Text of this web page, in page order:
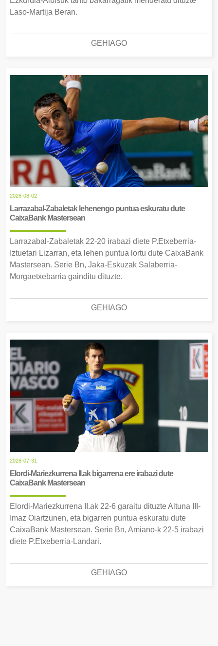
Laso-Martija Beran.
GEHIAGO
2026-08-02
Larrazabal-Zabaletak lehenengo puntua eskuratu dute
CaixaBank Mastersean
Larrazabal-Zabaletak 22-20 irabazi diete P.Etxeberria-
Iztuetari Lizarran, eta lehen puntua lortu dute CaixaBank
Mastersean. Serie Bn, Jaka-Eskuzak Salaberria-
Morgaetxebarria gainditu dituzte.
GEHIAGO
2026-07-31
Elordi-Mariezkurrena II.ak bigarrena ere irabazi dute
CaixaBank Mastersean
Elordi-Mariezkurrena II.ak 22-6 garaitu dituzte Altuna III-
Imaz Oiartzunen, eta bigarren puntua eskuratu dute
CaixaBank Mastersean. Serie Bn, Amiano-k 22-5 irabazi
diete P.Etxeberria-Landari.
GEHIAGO